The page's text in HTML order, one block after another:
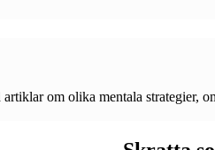
om olika mentala strategier,